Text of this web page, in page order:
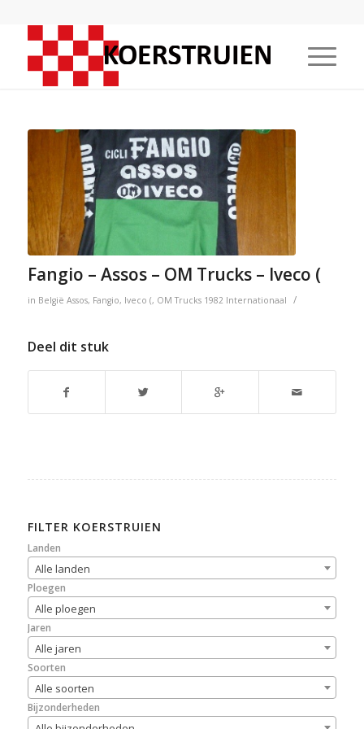
Fangio – Assos – OM Trucks – Iveco (
in België Assos, Fangio, Iveco (, OM Trucks 1982 Internationaal /
Deel dit stuk
FILTER KOERSTRUIEN
Landen
Alle landen
Ploegen
Alle ploegen
Jaren
Alle jaren
Soorten
Alle soorten
Bijzonderheden